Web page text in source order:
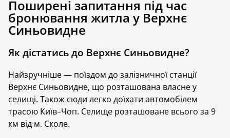
мають додаткові вигоди, сауну, басейн чи зону
барбекю, які зроблять ваш відпочинок яскравим і
насиченим. Тож чим зайнятися під час відпочинку у
при виборі будиночка та де його безпечно
забронювати - про це поговоримо далі.
Відпочинок у Верхнє Синьовидне
Давній путівник вказує на те, що колись у долині ріки
Стрий, де зараз є Верхнє Синьовидне було озеро
Поширені запитання під час
бронювання житла у Верхнє
Синьовидне
Як дістатись до Верхнє Синьовидне?
Найзручніше — поїздом до залізничної станції
Верхнє Синьовидне, що розташована власне у
селищі. Також сюди легко доїхати автомобілем
трасою Київ–Чоп. Селище розташоване всього за 9
км від м. Сколе.